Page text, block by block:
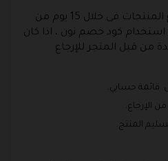
يوفر متجر نون خاصية ارجاع المنتجات فى خلال 15 يوم من
استخدام كود خصم نون ، اذا كان
من قبل المتجر للإرجاع
قائمة حسابي.
الإرجاع.
المنتج.